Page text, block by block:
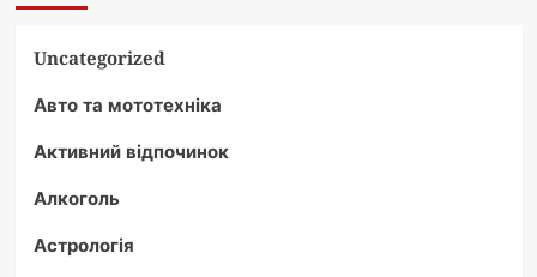
Uncategorized
Авто та мототехніка
Активний відпочинок
Алкоголь
Астрологія